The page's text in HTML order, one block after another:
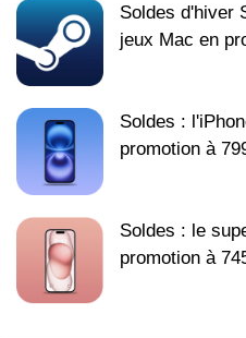
Soldes d'hiver
jeux Mac en
Soldes :
promotion à
Soldes : le
promotion à